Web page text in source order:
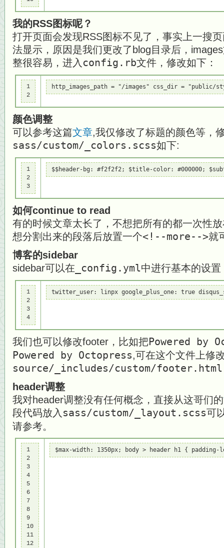
我的RSS图标呢？
打开页面会发现RSS图标不见了，事实上一搜
法显示，原因是我们更改了blog目录后，
整很容易，进入 config.rb文件，修改如下：
1
2
http_images_path = "/images" css_dir = "public/
颜色调整
可以参考这篇文章,我仅修改了标题的颜色等，
sass/custom/_colors.scss如下:
1
2
3
$$header-bg: #f2f2f2; $title-color: #000000;
如何continue to read
有的时候文章太长了，不想把所有的都一次性
想分割出来的段落后放置一个<!--more-->就
博客的sidebar
sidebar可以在 _config.yml中进行基本的设
1
2
3
4
twitter_user: linpx google_plus_one: true
我们也可以修改footer，比如把Powered by
Powered by Octopress,可在这个文件上修
source/_includes/custom/footer.html
header调整
我对header调整没有任何概念，直接从这哥们的
段代码放入 sass/custom/_layout.scss可
请参考。
1
2
3
4
5
6
7
8
9
10
11
12
$max-width: 1350px; body > header h1 {